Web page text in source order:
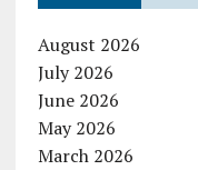
August 2026
July 2026
June 2026
May 2026
March 2026